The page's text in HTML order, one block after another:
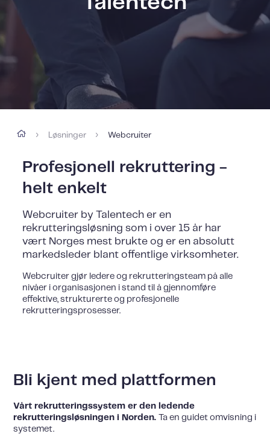
› Løsninger › Webcruiter
Profesjonell rekruttering -
helt enkelt
Webcruiter by Talentech er en
rekrutteringsløsning som i over 15 år har
vært Norges mest brukte og er en absolutt
markedsleder blant offentlige virksomheter.
Webcruiter gjør ledere og rekrutteringsteam på alle
nivåer i organisasjonen i stand til å gjennomføre
effektive, strukturerte og profesjonelle
rekrutteringsprosesser.
Bli kjent med plattformen
Vårt rekrutteringssystem er den ledende
rekrutteringsløsningen i Norden.Ta en guidet omvisning i
systemet.